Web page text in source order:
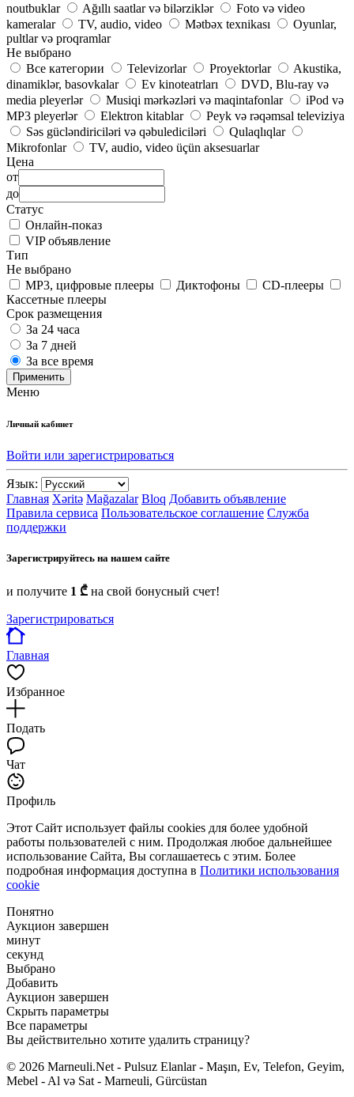
noutbuklar
Ağıllı saatlar və bilərziklər
Foto və video
kameralar
TV, audio, video Mətbəx texnikası
Oyunlar,
pultlar və proqramlar
Не выбрано
Все категории
Televizorlar Proyektorlar
Akustika,
dinamiklər, basovkalar
Ev kinoteatrları
DVD, Blu-ray və
media pleyerlər
Musiqi mərkəzləri və maqintafonlar
iPod və
MP3 pleyerlər
Elektron kitablar
Peyk və rəqəmsal televiziya
Səs gücləndiriciləri və qəbulediciləri
Qulaqlıqlar
Mikrofonlar
TV, audio, video üçün aksesuarlar
Цена
от
до
Статус
Онлайн-показ
VIP объявление
Тип
Не выбрано
MP3, цифровые плееры
Диктофоны
CD-плееры
Кассетные плееры
Срок размещения
За 24 часа
За 7 дней
За все время
Применить
Меню
Личный кабинет
Войти или зарегистрироваться
Язык:
Главная Xəritə Mağazalar Bloq Добавить объявление
Правила сервиса Пользовательское соглашение Служба
поддержки
Зарегистрируйтесь на нашем сайте
и получите 1 ₾ на свой бонусный счет!
Зарегистрироваться
Главная
Избранное
Подать
Чат
Профиль
Этот Сайт использует файлы cookies для более удобной
работы пользователей с ним. Продолжая любое дальнейшее
использование Сайта, Вы соглашаетесь с этим. Более
подробная информация доступна в Политики использования
cookie
Понятно
Аукцион завершен
минут
секунд
Выбрано
Добавить
Аукцион завершен
Скрыть параметры
Все параметры
Вы действительно хотите удалить страницу?
© 2026 Marneuli.Net - Pulsuz Elanlar - Maşın, Ev, Telefon, Geyim,
Mebel - Al və Sat - Marneuli, Gürcüstan